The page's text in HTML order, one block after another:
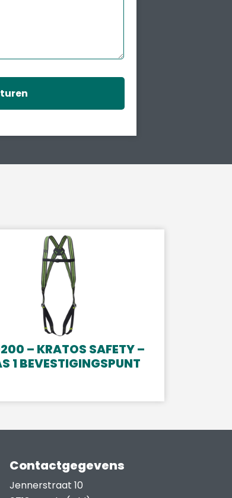
– KRATOS SAFETY –
1 BEVESTIGINGSPUNT
Contactgegevens
Jennerstraat 10